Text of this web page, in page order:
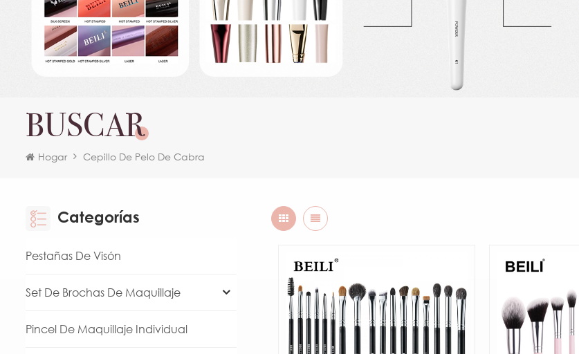
BUSCAR
Hogar Cepillo De Pelo De Cabra
Categorías
Pestañas De Visón
Set De Brochas De Maquillaje
Pincel De Maquillaje Individual